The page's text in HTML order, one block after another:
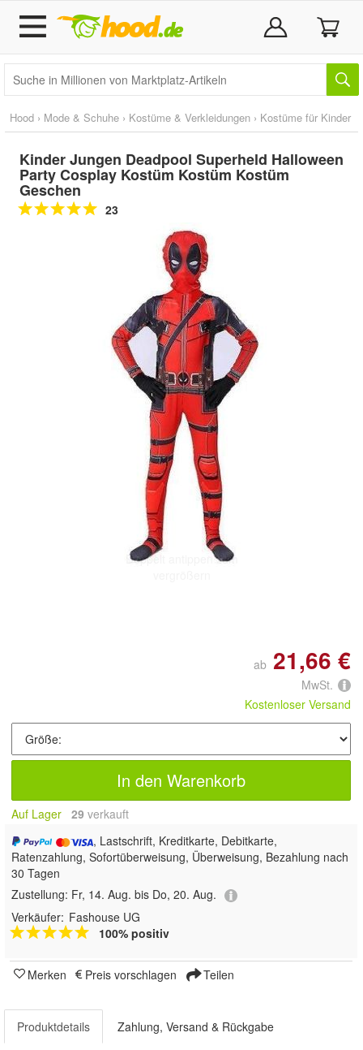
Hood › Mode & Schuhe › Kostüme & Verkleidungen › Kostüme für Kinder
Kinder Jungen Deadpool Superheld Halloween
Party Cosplay Kostüm Kostüm Kostüm
Geschen
23
Doppelt antippen zum
ab 21,66 €
MwSt.
Kostenloser Versand
In den Warenkorb
Auf Lager 29 verkauft
, Lastschrift, Kreditkarte, Debitkarte,
Ratenzahlung, Sofortüberweisung, Überweisung, Bezahlung nach
30 Tagen
Zustellung: Fr, 14. Aug. bis Do, 20. Aug.
Verkäufer: Fashouse UG
100% positiv
Merken Preis vorschlagen Teilen
Produktdetails Zahlung, Versand & Rückgabe